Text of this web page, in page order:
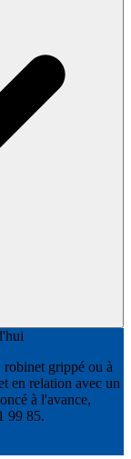
robinet grippé ou à
en relation avec un
à l'avance,
99 85.